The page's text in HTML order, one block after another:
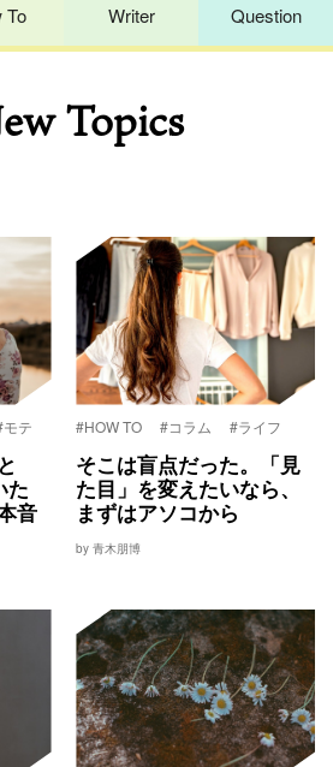
To Writer Question
Topics
テ
た
音
#HOW TO #コラム #ライフ
そこは盲点だった。「見
た目」を変えたいなら、
まずはアソコから
by 青木朋博